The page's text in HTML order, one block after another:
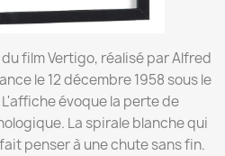
film Vertigo, réalisé par Alfred
le 12 décembre 1958 sous le
évoque la perte de
La spirale blanche qui
penser à une chute sans fin.